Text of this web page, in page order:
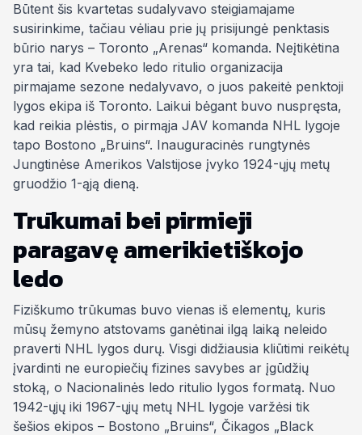
Būtent šis kvartetas sudalyvavo steigiamajame
susirinkime, tačiau vėliau prie jų prisijungė penktasis
būrio narys – Toronto „Arenas“ komanda. Neįtikėtina
yra tai, kad Kvebeko ledo ritulio organizacija
pirmajame sezone nedalyvavo, o juos pakeitė penktoji
lygos ekipa iš Toronto. Laikui bėgant buvo nuspręsta,
kad reikia plėstis, o pirmąja JAV komanda NHL lygoje
tapo Bostono „Bruins“. Inauguracinės rungtynės
Jungtinėse Amerikos Valstijose įvyko 1924-ųjų metų
gruodžio 1-ąją dieną.
Trūkumai bei pirmieji
paragavę amerikietiškojo
ledo
Fiziškumo trūkumas buvo vienas iš elementų, kuris
mūsų žemyno atstovams ganėtinai ilgą laiką neleido
praverti NHL lygos durų. Visgi didžiausia kliūtimi reikėtų
įvardinti ne europiečių fizines savybes ar įgūdžių
stoką, o Nacionalinės ledo ritulio lygos formatą. Nuo
1942-ųjų iki 1967-ųjų metų NHL lygoje varžėsi tik
šešios ekipos – Bostono „Bruins“, Čikagos „Black